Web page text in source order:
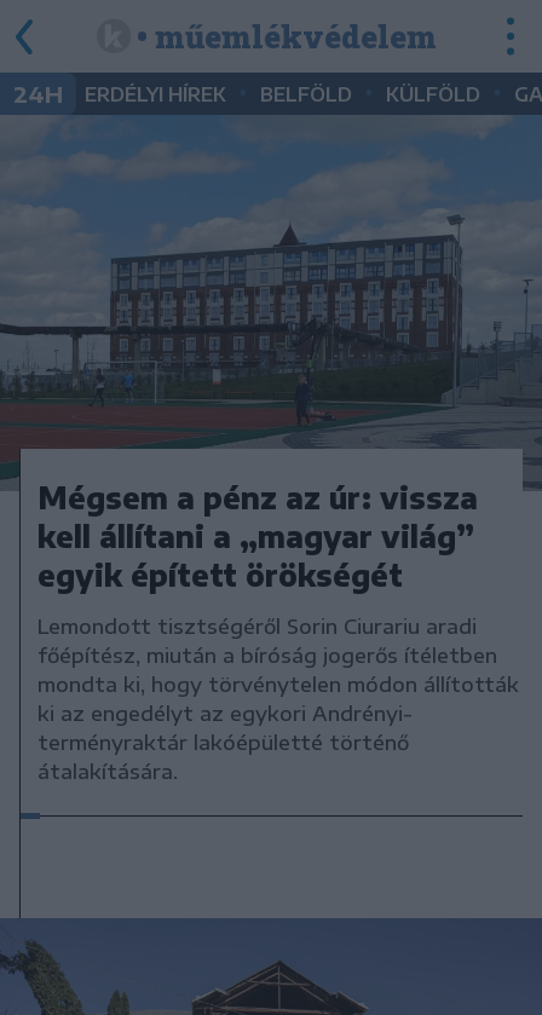
• műemlékvédelem
24H ERDÉLYI HÍREK BELFÖLD KÜLFÖLD
Mégsem a pénz az úr: vissza
kell állítani a „magyar világ”
egyik épített örökségét
Lemondott tisztségéről Sorin Ciurariu aradi
főépítész, miután a bíróság jogerős ítéletben
mondta ki, hogy törvénytelen módon állították
ki az engedélyt az egykori Andrényi-
terményraktár lakóépületté történő
átalakítására.